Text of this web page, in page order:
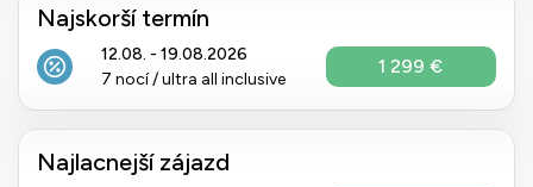
Najskorší termín
12.08. - 19.08.2026
7 nocí / ultra all inclusive
1 299 €
Najlacnejší zájazd